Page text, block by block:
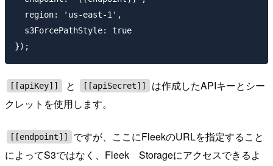
  region: 'us-east-1',
  s3ForcePathStyle: true
[[apiKey]] と [[apiSecret]]
は作成したAPIキーとシー
クレットを使用します。
[[endpoint]]
ですが、ここにFleekのURLを指定すること
によってS3ではなく、Fleek Storageにアクセスできるよ